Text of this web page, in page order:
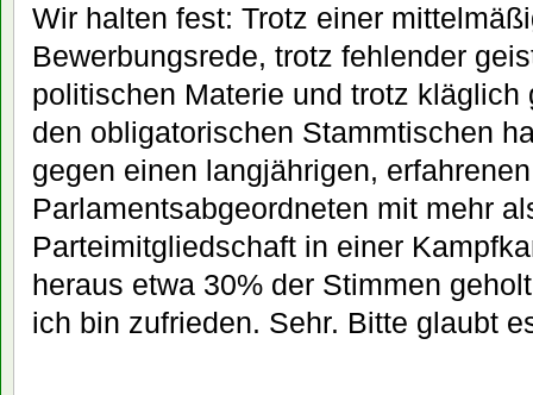
Wir halten fest: Trotz einer
Bewerbungsrede, trotz fehlender
politischen Materie und trotz kläglich
den obligatorischen Stammtischen
gegen einen langjährigen, erfahrenen
Parlamentsabgeordneten mit mehr
Parteimitgliedschaft in einer
heraus etwa 30% der Stimmen
ich bin zufrieden. Sehr. Bitte glaubt